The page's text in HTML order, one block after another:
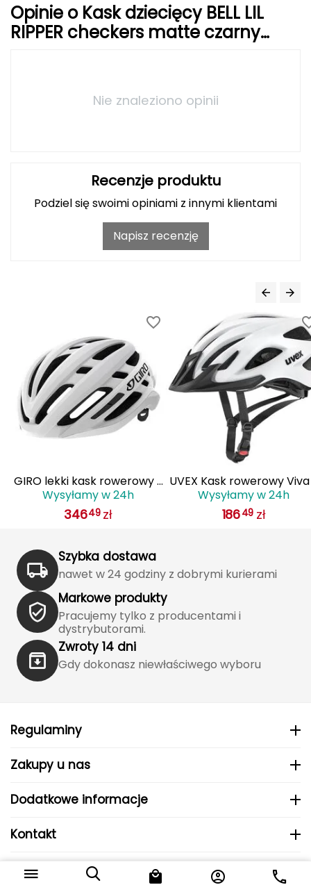
Hoka
Icebreaker
K2
KONG
Katadyn
Kavu
Kayland
Keen
Kohla
L
LEATT
LOOP
LOOP WALK
Opinie o Kask dziecięcy BELL LIL
RIPPER checkers matte czarny
Nie znaleziono opinii
Recenzje produktu
Podziel się swoimi opiniami z innymi klientami
Napisz recenzję
GIRO lekki kask rowerowy z
systemem wentylacji AGILIS
biały
Wysyłamy w 24h
34649 zł
UVEX Kask rowerowy
biały
Wysyłamy w 24h
18649 zł
Szybka dostawa
nawet w 24 godziny z dobrymi kurierami
Markowe produkty
Pracujemy tylko z producentami i
dystrybutorami.
Zwroty 14 dni
Gdy dokonasz niewłaściwego wyboru
Regulaminy
Zakupy u nas
Dodatkowe informacje
Kontakt
© 2024 MHS Sp. z o.o..
Do koszyka